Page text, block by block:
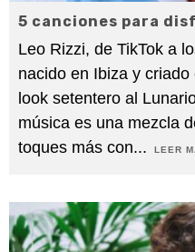
5 canciones para
Leo Rizzi, de TikTok a
nacido en Ibiza y
look setentero al
música es una mezcla
toques más con... LEER